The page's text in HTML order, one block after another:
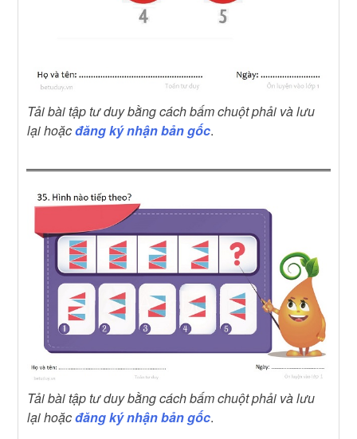
Tải bài tập tư duy bằng cách bấm chuột phải và lưu
lại hoặcđăng ký nhận bản gốc.
Tải bài tập tư duy bằng cách bấm chuột phải và lưu
lại hoặcđăng ký nhận bản gốc.